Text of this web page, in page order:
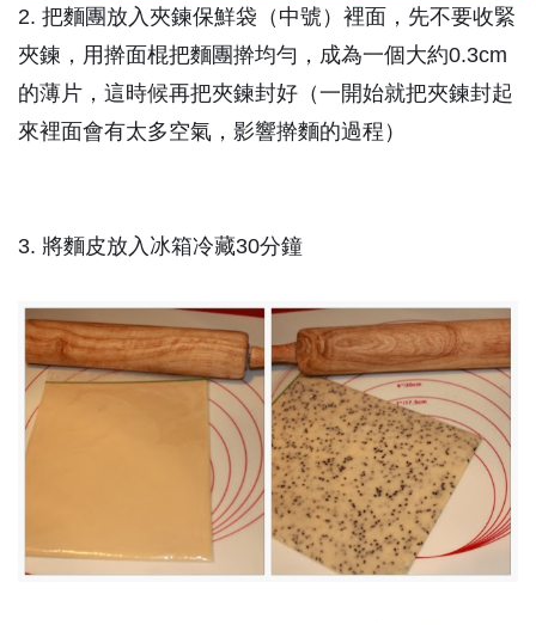
2. 把麵團放入夾鍊保鮮袋（中號）裡面，先不要收緊
夾鍊，用擀面棍把麵團擀均勻，成為一個大約0.3cm
的薄片，這時候再把夾鍊封好（一開始就把夾鍊封起
來裡面會有太多空氣，影響擀麵的過程）
3. 將麵皮放入冰箱冷藏30分鐘